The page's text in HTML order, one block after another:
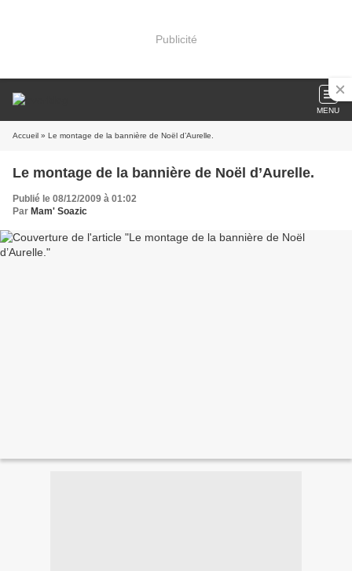
Publicité
MENU
Accueil » Le montage de la bannière de Noël d’Aurelle.
Le montage de la bannière de Noël d’Aurelle.
Publié le 08/12/2009 à 01:02
Par Mam' Soazic